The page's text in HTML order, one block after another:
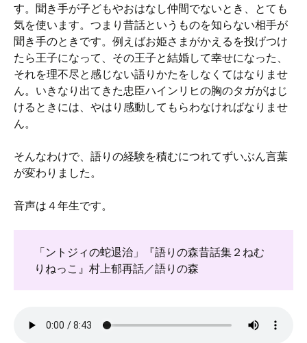
す。聞き手が子どもやおはなし仲間でないとき、とても
気を使います。つまり昔話というものを知らない相手が
聞き手のときです。例えばお姫さまがかえるを投げつけ
たら王子になって、その王子と結婚して幸せになった、
それを理不尽と感じない語りかたをしなくてはなりませ
ん。いきなり出てきた忠臣ハインリヒの胸のタガがはじ
けるときには、やはり感動してもらわなければなりませ
ん。
そんなわけで、語りの経験を積むにつれてずいぶん言葉
が変わりました。
音声は４年生です。
「ントジィの蛇退治」『語りの森昔話集２ねむ
りねっこ』村上郁再話／語りの森